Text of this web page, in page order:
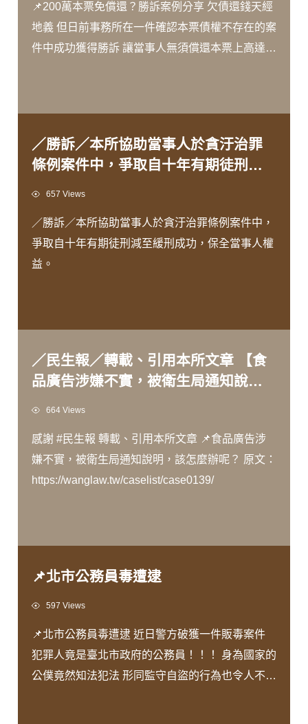
📌200萬本票免償還？勝訴案例分享 欠債還錢天經
地義 但日前事務所在一件確認本票債權不存在的案
件中成功獲得勝訴 讓當事人無須償還本票上高達
／勝訴／本所協助當事人於貪汙治罪
條例案件中，爭取自十年有期徒刑減
Views657 Views
／勝訴／本所協助當事人於貪汙治罪條例案件中，
爭取自十年有期徒刑減至緩刑成功，保全當事人權
益。
／民生報／轉載、引用本所文章 【食
品廣告涉嫌不實，被衛生局通知說
Views664 Views
感謝 #民生報 轉載、引用本所文章 📌食品廣告涉
嫌不實，被衛生局通知說明，該怎麼辦呢？ 原文：
https://wanglaw.tw/caselist/case0139/
📌北市公務員毒遭逮
Views597 Views
📌北市公務員毒遭逮 近日警方破獲一件販毒案件
犯罪人竟是臺北市政府的公務員！！！ 身為國家的
公僕竟然知法犯法 形同監守自盜的行為也令人不勝